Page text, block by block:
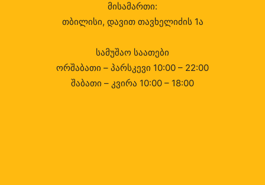
მისამართი:
თბილისი, დავით თავხელიძის 1ა
სამუშაო საათები
ორშაბათი – პარსკევი 10:00 – 22:00
შაბათი – კვირა 10:00 – 18:00